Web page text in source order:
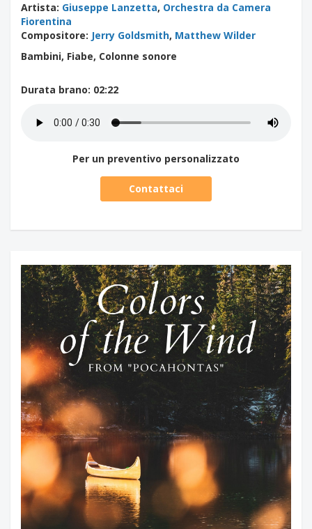
Artista: Giuseppe Lanzetta, Orchestra da Camera
Fiorentina
Compositore: Jerry Goldsmith, Matthew Wilder
Bambini, Fiabe, Colonne sonore
Durata brano: 02:22
Per un preventivo personalizzato
Contattaci